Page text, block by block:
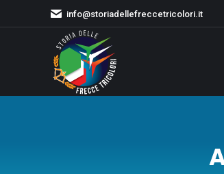
info@storiadellefreccetricolori.it